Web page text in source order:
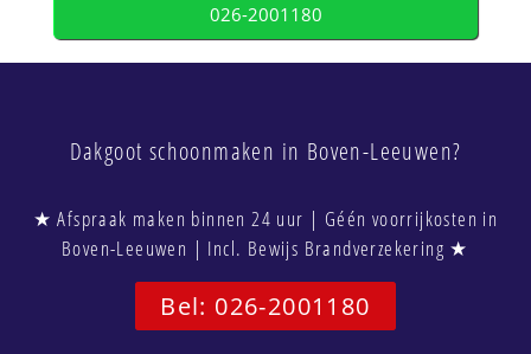
026-2001180
Dakgoot schoonmaken in Boven-Leeuwen?
★ Afspraak maken binnen 24 uur | Géén voorrijkosten in
Boven-Leeuwen | Incl. Bewijs Brandverzekering ★
Bel: 026-2001180